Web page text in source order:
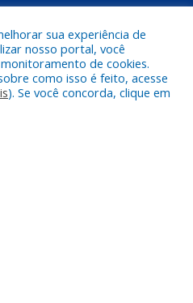
PARA PROFESSORES
PROGRAMA BRASIL
sua experiência de
nosso portal, você
de cookies.
como isso é feito, acesse
). Se você concorda, clique em